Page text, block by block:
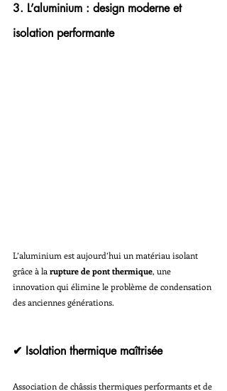
3. L’aluminium : design moderne et
isolation performante
L’aluminium est aujourd’hui un matériau isolant
grâce à la rupture de pont thermique, une
innovation qui élimine le problème de condensation
des anciennes générations.
✔ Isolation thermique maîtrisée
Association de châssis thermiques performants et de